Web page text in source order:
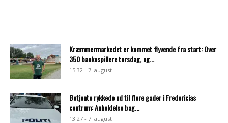
Kræmmermarkedet er kommet flyvende fra start: Over
350 bankospillere torsdag, og...
15:32 - 7. august
Betjente rykkede ud til flere gader i Fredericias
centrum: Anholdelse bag...
13:27 - 7. august